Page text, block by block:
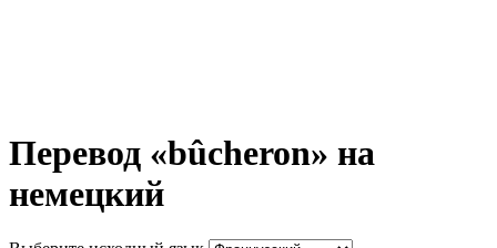
Перевод «bûcheron» на
немецкий